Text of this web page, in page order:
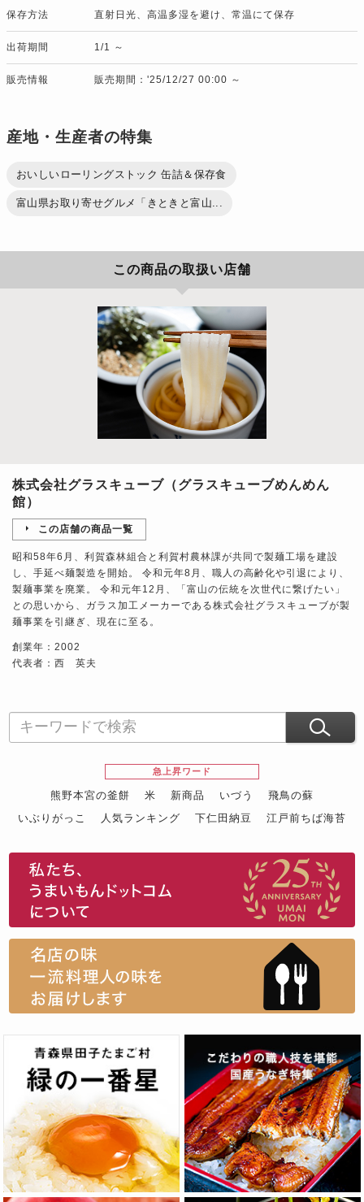
保存方法 直射日光、高温多湿を避け、常温にて保存
出荷期間 1/1 ～
販売情報 販売期間：'25/12/27 00:00 ～
産地・生産者の特集
おいしいローリングストック 缶詰＆保存食
富山県お取り寄せグルメ「きときと富山...
この商品の取扱い店舗
株式会社グラスキューブ（グラスキューブめんめん
館）
この店舗の商品一覧
昭和58年6月、利賀森林組合と利賀村農林課が共同で製麺工場を建設
し、手延べ麺製造を開始。 令和元年8月、職人の高齢化や引退により、
製麺事業を廃業。 令和元年12月、「富山の伝統を次世代に繋げたい」
との思いから、ガラス加工メーカーである株式会社グラスキューブが製
麺事業を引継ぎ、現在に至る。
創業年：2002
代表者：西 英夫
急上昇ワード
熊野本宮の釜餅 米 新商品 いづう
飛鳥の蘇
いぶりがっこ
人気ランキング 下仁田納豆
江戸前ちば海苔